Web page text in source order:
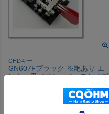
GHDキー
GN607Fブラック ※艶あり エ
レキー用パドル ベースサイズ
ベースクロームメッキ仕上げの
黒焼付塗装仕上げ ツマミ赤。